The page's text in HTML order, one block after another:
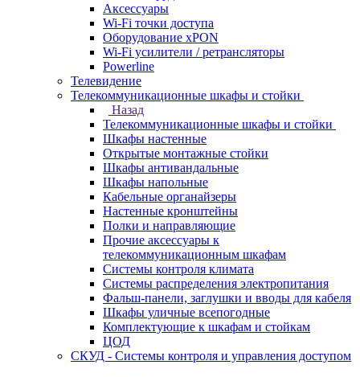
Аксессуары
Wi-Fi точки доступа
Оборудование хPON
Wi-Fi усилители / ретрансляторы
Powerline
Телевидение
Телекоммуникационные шкафы и стойки
Назад
Телекоммуникационные шкафы и стойки
Шкафы настенные
Открытые монтажные стойки
Шкафы антивандальные
Шкафы напольные
Кабельные органайзеры
Настенные кронштейны
Полки и направляющие
Прочие аксессуары к
телекоммуникационным шкафам
Системы контроля климата
Системы распределения электропитания
Фальш-панели, заглушки и вводы для кабеля
Шкафы уличные всепогодные
Комплектующие к шкафам и стойкам
ЦОД
СКУД - Системы контроля и управления доступом